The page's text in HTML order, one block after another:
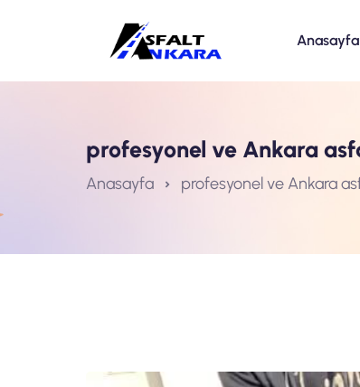
Anasayfa
profesyonel ve Ankara
Anasayfa profesyonel ve Ankara